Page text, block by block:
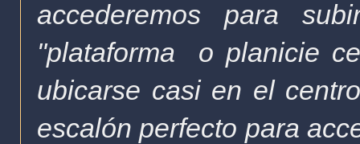
accederemos para
"plataforma o planicie
ubicarse casi en el
escalón perfecto para